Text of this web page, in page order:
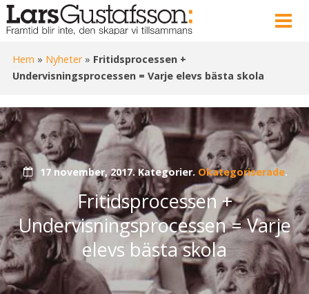
Hem » Nyheter» Fritidsprocessen +
Undervisningsprocessen = Varje elevs bästa skola
17 november, 2017. Kategorier. Okategoriserade.
Fritidsprocessen +
Undervisningsprocessen = Varje
elevs bästa skola